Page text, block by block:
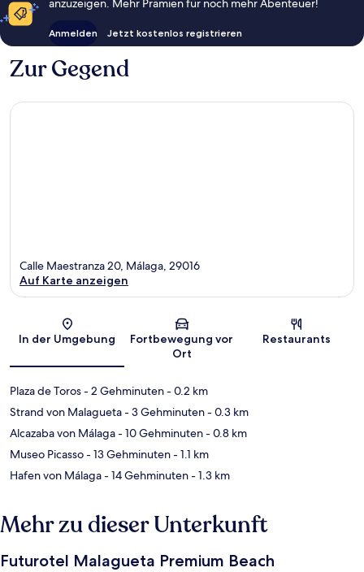
Anmelden Jetzt kostenlos registrieren
Zur Gegend
Karte
Calle Maestranza 20, Málaga, 29016
Auf Karte anzeigen
In der Umgebung
Fortbewegung vor
Ort
Restaurants
Plaza de Toros- 2 Gehminuten- 0.2 km
Strand von Malagueta- 3 Gehminuten- 0.3 km
Alcazaba von Málaga- 10 Gehminuten- 0.8 km
Museo Picasso- 13 Gehminuten- 1.1 km
Hafen von Málaga- 14 Gehminuten- 1.3 km
Mehr zu dieser Unterkunft
Futurotel Malagueta Premium Beach